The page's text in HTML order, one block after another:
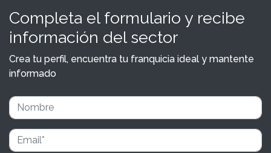
Completa el formulario y recibe
información del sector
Crea tu perfil, encuentra tu franquicia ideal y mantente
informado